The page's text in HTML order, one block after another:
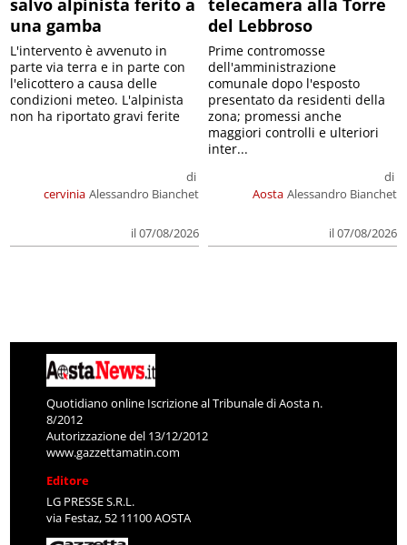
salvo alpinista ferito a
una gamba
cervinia
di
Alessandro Bianchet
il 07/08/2026
L'intervento è avvenuto in
parte via terra e in parte con
l'elicottero a causa delle
condizioni meteo. L'alpinista
non ha riportato gravi ferite
telecamera alla Torre
del Lebbroso
Aosta
di
Alessandro Bianchet
il 07/08/2026
Prime contromosse
dell'amministrazione
comunale dopo l'esposto
presentato da residenti della
zona; promessi anche
maggiori controlli e ulteriori
inter...
Quotidiano online Iscrizione al Tribunale di Aosta n.
8/2012
Autorizzazione del 13/12/2012
www.gazzettamatin.com
Editore
LG PRESSE S.R.L.
via Festaz, 52 11100 AOSTA